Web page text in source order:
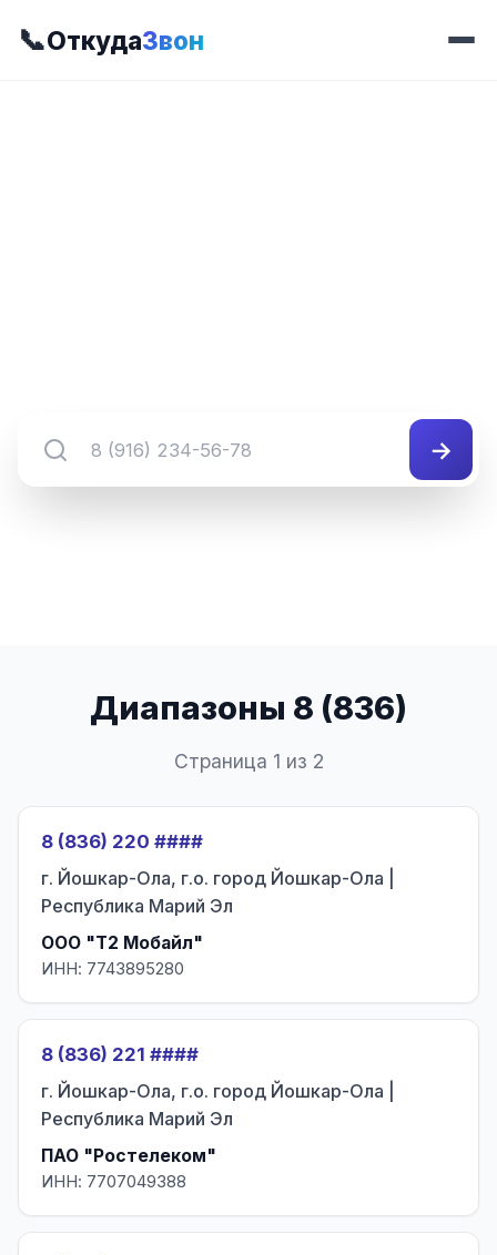
📞ОткудаЗвон
→
Диапазоны 8 (836)
Страница 1 из 2
8 (836) 220 ####
г. Йошкар-Ола, г.о. город Йошкар-Ола |
Республика Марий Эл
ООО "Т2 Мобайл"
ИНН: 7743895280
8 (836) 221 ####
г. Йошкар-Ола, г.о. город Йошкар-Ола |
Республика Марий Эл
ПАО "Ростелеком"
ИНН: 7707049388